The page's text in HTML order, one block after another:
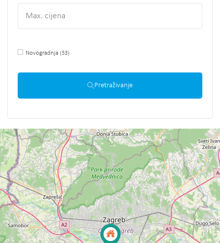
Novogradnja (53)
Pretraživanje